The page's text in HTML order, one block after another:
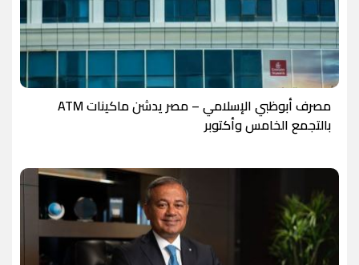
مصرف أبوظبي الإسلامي – مصر يدشن ماكينات ATM
بالتجمع الخامس وأكتوبر